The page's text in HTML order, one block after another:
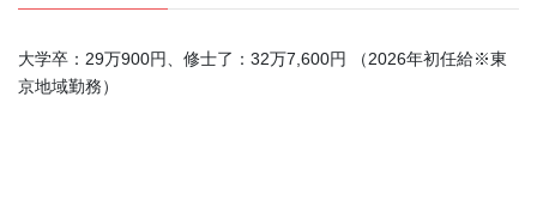
大学卒：29万900円、修士了：32万7,600円 （2026年初任給※東
京地域勤務）